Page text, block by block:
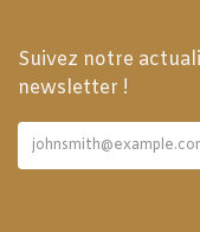
Suivez notre
newsletter !